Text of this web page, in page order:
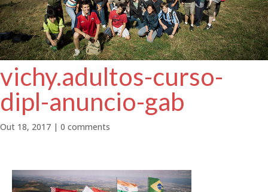
vichy.adultos-curso-
dipl-anuncio-gab
Out 18, 2017 | 0 comments